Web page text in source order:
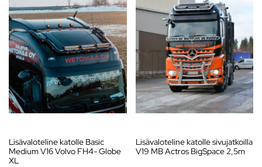
Lisävaloteline katolle Basic
Medium V16 Volvo FH4- Globe
XL
Lisävaloteline katolle sivujatkoilla
V19 MB Actros BigSpace 2,5m